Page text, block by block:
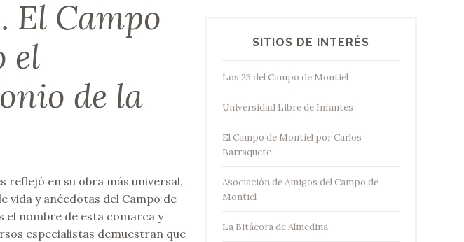
El Campo
el
de la
reflejó en su obra más universal,
vida y anécdotas del Campo de
el nombre de esta comarca y
especialistas demuestran que
SITIOS DE INTERÉS
Los 23 del Campo de Montiel
Universidad Libre de Infantes
El Campo de Montiel por Carlos
Barraquete
Asociación de Amigos del Campo de
Montiel
La Bitácora de Almedina